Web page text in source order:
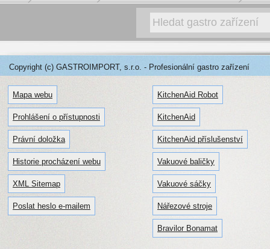
Copyright (c) GASTROIMPORT, s.r.o. - Profesionální gastro zařízení
Mapa webu
Prohlášení o přístupnosti
Právní doložka
Historie procházení webu
XML Sitemap
Poslat heslo e-mailem
KitchenAid Robot
KitchenAid
KitchenAid příslušenství
Vakuové baličky
Vakuové sáčky
Nářezové stroje
Bravilor Bonamat